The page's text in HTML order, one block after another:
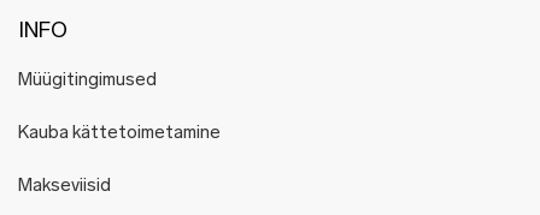
INFO
Müügitingimused
Kauba kättetoimetamine
Makseviisid